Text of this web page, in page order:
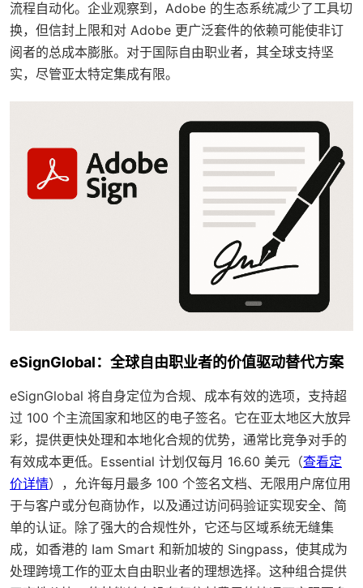
流程自动化。企业观察到，Adobe 的生态系统减少了工具切
换，但信封上限和对 Adobe 更广泛套件的依赖可能使非订
阅者的总成本膨胀。对于国际自由职业者，其全球支持坚
实，尽管亚太特定集成有限。
eSignGlobal：全球自由职业者的价值驱动替代方案
eSignGlobal 将自身定位为合规、成本有效的选项，支持超
过 100 个主流国家和地区的电子签名。它在亚太地区大放异
彩，提供更快处理和本地化合规的优势，通常比竞争对手的
有效成本更低。Essential 计划仅每月 16.60 美元（查看定
价详情），允许每月最多 100 个签名文档、无限用户席位用
于与客户或分包商协作，以及通过访问码验证实现安全、简
单的认证。除了强大的合规性外，它还与区域系统无缝集
成，如香港的 Iam Smart 和新加坡的 Singpass，使其成为
处理跨境工作的亚太自由职业者的理想选择。这种组合提供